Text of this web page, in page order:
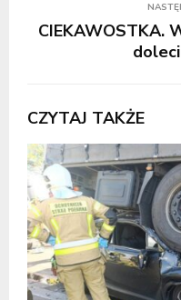
CIEKAWOSTKA.
CZYTAJ TAKŻE